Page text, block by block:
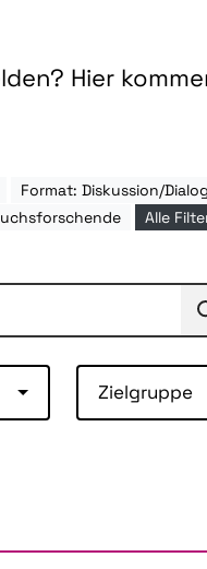
Hier
Format: Diskussion/Dialog
Alle
Zielgruppe